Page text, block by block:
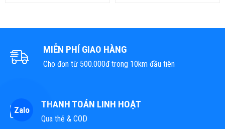
MIỄN PHÍ GIAO HÀNG
Cho đơn từ 500.000đ trong 10km đầu tiên
THANH TOÁN LINH HOẠT
Qua thẻ & COD
Zalo